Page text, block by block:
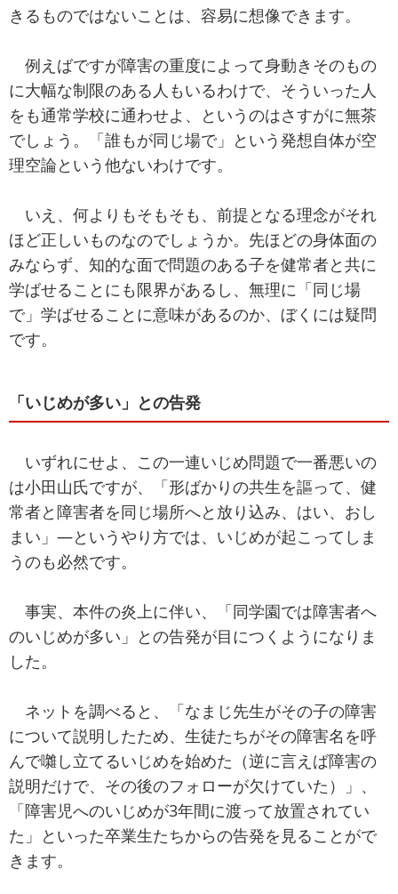
きるものではないことは、容易に想像できます。
例えばですが障害の重度によって身動きそのもの
に大幅な制限のある人もいるわけで、そういった人
をも通常学校に通わせよ、というのはさすがに無茶
でしょう。「誰もが同じ場で」という発想自体が空
理空論という他ないわけです。
いえ、何よりもそもそも、前提となる理念がそれ
ほど正しいものなのでしょうか。先ほどの身体面の
みならず、知的な面で問題のある子を健常者と共に
学ばせることにも限界があるし、無理に「同じ場
で」学ばせることに意味があるのか、ぼくには疑問
です。
「いじめが多い」との告発
いずれにせよ、この一連いじめ問題で一番悪いの
は小田山氏ですが、「形ばかりの共生を謳って、健
常者と障害者を同じ場所へと放り込み、はい、おし
まい」―というやり方では、いじめが起こってしま
うのも必然です。
事実、本件の炎上に伴い、「同学園では障害者へ
のいじめが多い」との告発が目につくようになりま
した。
ネットを調べると、「なまじ先生がその子の障害
について説明したため、生徒たちがその障害名を呼
んで囃し立てるいじめを始めた（逆に言えば障害の
説明だけで、その後のフォローが欠けていた）」、
「障害児へのいじめが3年間に渡って放置されてい
た」といった卒業生たちからの告発を見ることがで
きます。